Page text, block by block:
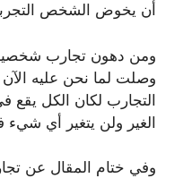
أن يخوض الشخص
ومن دهون تجارب شخصية
وصلت لما نحن عليه
التجارب لكان الكل يقع
الغير ولن يتغير أي شيء
وفي ختام المقال عن